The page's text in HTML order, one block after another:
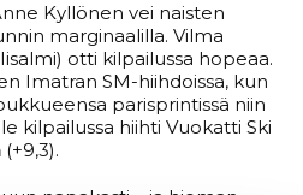
Kyllönen vei naisten
marginaalilla. Vilma
otti kilpailussa hopeaa.
Imatran SM-hiihdoissa, kun
parisprintissä niin
kilpailussa hiihti Vuokatti Ski
(+9,3).